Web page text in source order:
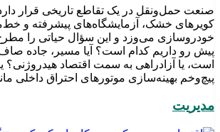
صنعت حمل‌ونقل در یک تقاطع تاریخی قرار دارد.
کویرهای خشک، آزمایشگاه‌های پیشرفته و
خودروسازی می‌وزد و این سؤال حیاتی را
پیش رو داریم کدام است؟ آیا مسیر، جاده
است، یا آزادراهی به سمت اقتصاد هیدروژنی؟
پیچ‌وخم بهینه‌سازی موتورهای احتراق داخلی
مدیریت